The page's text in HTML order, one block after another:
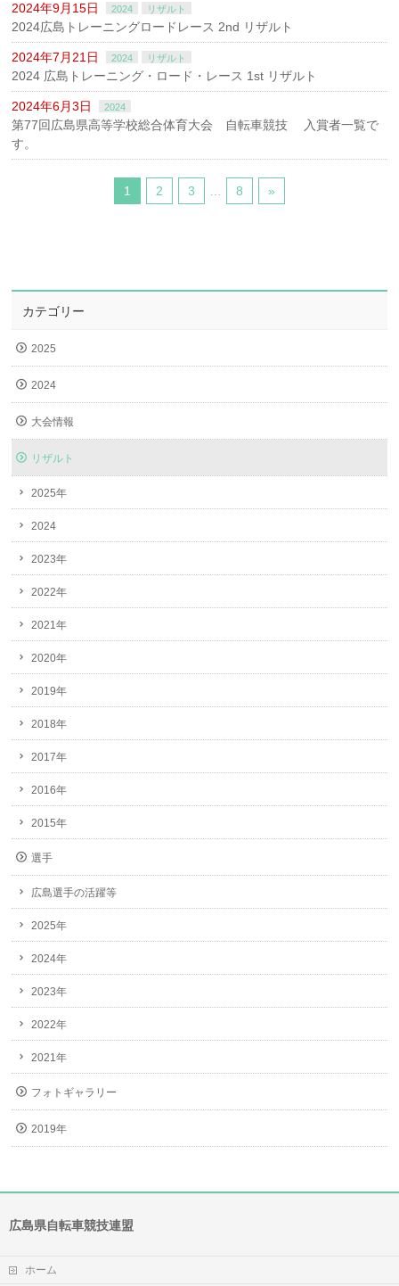
2024年9月15日 2024 リザルト
2024広島トレーニングロードレース 2nd リザルト
2024年7月21日 2024 リザルト
2024 広島トレーニング・ロード・レース 1st リザルト
2024年6月3日 2024
第77回広島県高等学校総合体育大会 自転車競技 入賞者一覧で
す。
1 2 3 8 »
カテゴリー
2025
2024
大会情報
リザルト
2025年
2024
2023年
2022年
2021年
2020年
2019年
2018年
2017年
2016年
2015年
選手
広島選手の活躍等
2025年
2024年
2023年
2022年
2021年
フォトギャラリー
2019年
広島県自転車競技連盟
ホーム